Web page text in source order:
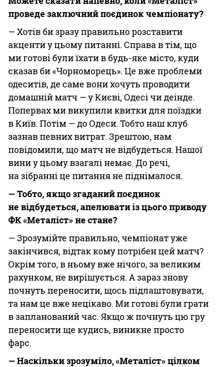
проведе заключний поєдинок чемпіонату?
— Хотів би зразу правильно розставити
акценти у цьому питанні. Справа в тім, що
ми готові були їхати в будь-яке місто, куди
сказав би «Чорноморець». Це вже проблеми
одеситів, де саме вони хочуть проводити
домашній матч — у Києві, Одесі чи деінде.
Попервах ми викупили квитки для поїздки
в Київ. Потім — до Одеси. Тобто наш клуб
зазнав певних витрат. Зрештою, нам
повідомили, що матч не відбудеться. Нашої
вини у цьому взагалі немає. До речі,
на зібранні це питання не піднімалося.
— Тобто, якщо згаданий поєдинок
не відбудеться,апелювати із цього приводу
ФК «Металіст» не стане?
— Зрозумійте правильно, чемпіонат уже
закінчився, відтак кому потрібен цей матч?
Окрім того, в ньому вже нічого, за великим
рахунком, не вирішується. А зараз знову
почнуть переносити, щось підлаштовувати,
та нам це вже нецікаво. Ми готові були грати
в запланований час. Якщо ж почнуть цю гру
переносити ще кудись, виникне просто
фарс.
—Наскільки зрозуміло, «Металіст» цілком